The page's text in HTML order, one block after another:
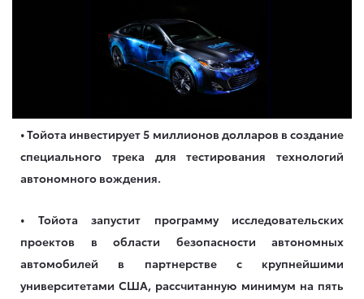
• Тойота инвестирует 5 миллионов долларов в создание
специального трека для тестирования технологий
автономного вождения.
• Тойота запустит программу исследовательских
проектов в области безопасности автономных
автомобилей в партнерстве с крупнейшими
университетами США, рассчитанную минимум на пять